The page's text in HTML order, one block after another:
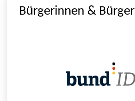
Bürgerinnen & Bürger